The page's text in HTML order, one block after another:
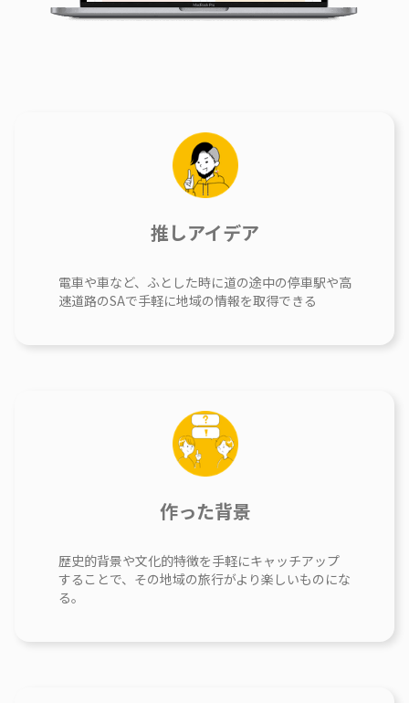
推しアイデア
電車や車など、ふとした時に道の途中の停車駅や高
速道路のSAで手軽に地域の情報を取得できる
作った背景
歴史的背景や文化的特徴を手軽にキャッチアップ
することで、その地域の旅行がより楽しいものにな
る。